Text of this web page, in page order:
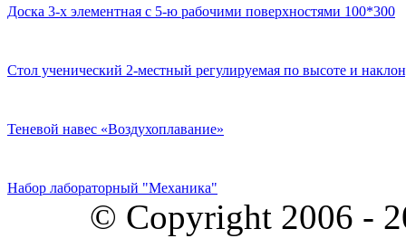
Доска 3-х элементная с 5-ю рабочими поверхностями 100*300
Стол ученический 2-местный регулируемая по высоте и
Теневой навес «Воздухоплавание»
Набор лабораторный "Механика"
© Copyright 2006 -